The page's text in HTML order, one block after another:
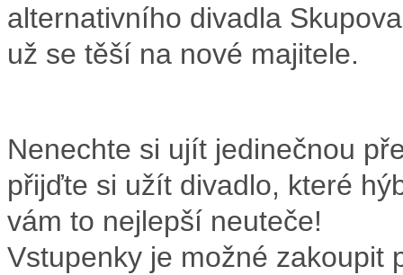
alternativního divadla
už se těší na nové majitele.
Nenechte si ujít jedinečnou
přijďte si užít divadlo, které
vám to nejlepší neuteče!
Vstupenky je možné